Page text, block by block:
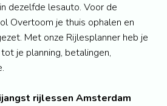
dezelfde lesauto. Voor de
Overtoom je thuis ophalen en
Met onze Rijlesplanner heb je
je planning, betalingen,
rijlessen Amsterdam